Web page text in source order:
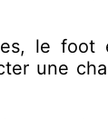
le foot
une